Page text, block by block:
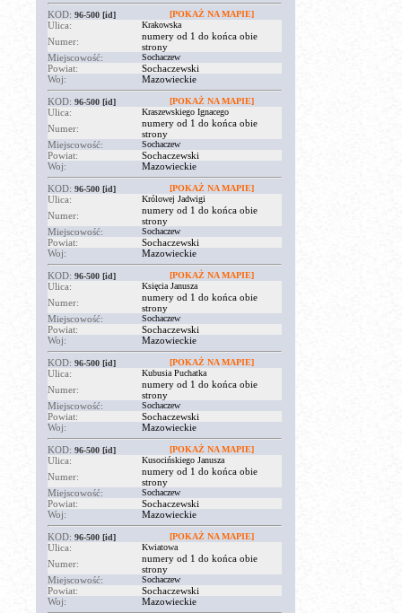
KOD: 96-500 [id] [POKAŻ NA MAPIE]
Ulica: Krakowska
Numer:
numery od 1 do końca obie
strony
Miejscowość:
Sochaczew
Powiat:
Sochaczewski
Woj:
Mazowieckie
KOD: 96-500 [id] [POKAŻ NA MAPIE]
Ulica: Kraszewskiego Ignacego
Numer:
numery od 1 do końca obie
strony
Miejscowość:
Sochaczew
Powiat:
Sochaczewski
Woj:
Mazowieckie
KOD: 96-500 [id] [POKAŻ NA MAPIE]
Ulica: Królowej Jadwigi
Numer:
numery od 1 do końca obie
strony
Miejscowość:
Sochaczew
Powiat:
Sochaczewski
Woj:
Mazowieckie
KOD: 96-500 [id] [POKAŻ NA MAPIE]
Ulica: Księcia Janusza
Numer:
numery od 1 do końca obie
strony
Miejscowość:
Sochaczew
Powiat:
Sochaczewski
Woj:
Mazowieckie
KOD: 96-500 [id] [POKAŻ NA MAPIE]
Ulica: Kubusia Puchatka
Numer:
numery od 1 do końca obie
strony
Miejscowość:
Sochaczew
Powiat:
Sochaczewski
Woj:
Mazowieckie
KOD: 96-500 [id] [POKAŻ NA MAPIE]
Ulica: Kusocińskiego Janusza
Numer:
numery od 1 do końca obie
strony
Miejscowość:
Sochaczew
Powiat:
Sochaczewski
Woj:
Mazowieckie
KOD: 96-500 [id] [POKAŻ NA MAPIE]
Ulica: Kwiatowa
Numer:
numery od 1 do końca obie
strony
Miejscowość:
Sochaczew
Powiat:
Sochaczewski
Woj:
Mazowieckie